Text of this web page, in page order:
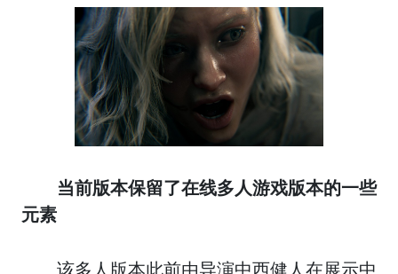
当前版本保留了在线多人游戏版本的一些
元素